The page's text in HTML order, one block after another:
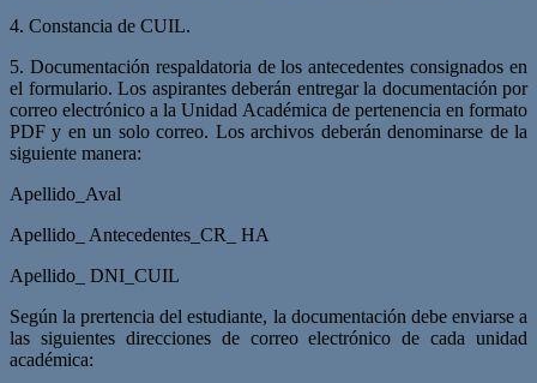
4. Constancia de CUIL.
5. Documentación respaldatoria de los antecedentes consignados en
el formulario. Los aspirantes deberán entregar la documentación por
correo electrónico a la Unidad Académica de pertenencia en formato
PDF y en un solo correo. Los archivos deberán denominarse de la
siguiente manera:
Apellido_Aval
Apellido_ Antecedentes_CR_ HA
Apellido_ DNI_CUIL
Según la prertencia del estudiante, la documentación debe enviarse a
las siguientes direcciones de correo electrónico de cada unidad
académica: